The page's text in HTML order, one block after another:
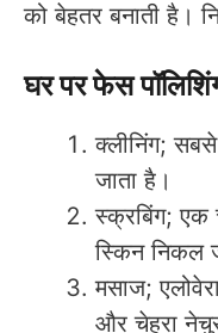
को बेहतर बनाती है।
घर पर फेस
क्लीनिंग;
जाता है।
स्क्रबिंग;एक
स्किन निकल
मसाज;
और चेहरा